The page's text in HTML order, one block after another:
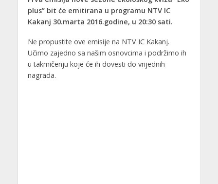
plus” bit će emitirana u programu NTV IC
Kakanj 30.marta 2016.godine, u 20:30 sati.
Ne propustite ove emisije na NTV IC Kakanj.
Učimo zajedno sa našim osnovcima i podržimo ih
u takmičenju koje će ih dovesti do vrijednih
nagrada.